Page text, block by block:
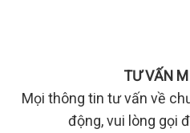
TƯ VẤN
Mọi thông tin tư vấn về
động, vui lòng gọi